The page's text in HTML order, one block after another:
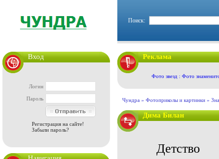
Поиск:
Вход
Логин
Пароль
Регистрация на сайте!
Забыли пароль?
Реклама
Фото звезд : Фото
Чундра » Фотоприколы и картинки »
Дима Билан
Детство